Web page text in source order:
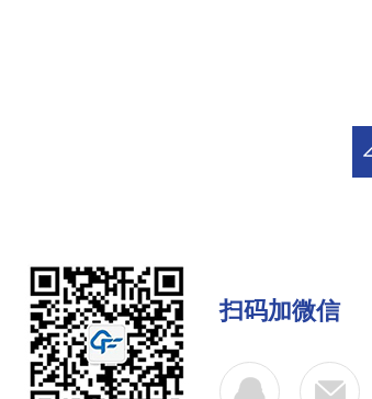
扫码加微信